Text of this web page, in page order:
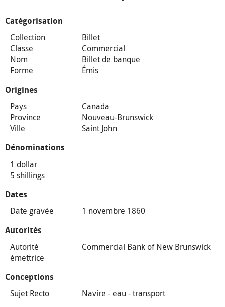
Catégorisation
Collection
Billet
Classe
Commercial
Nom
Billet de banque
Forme
Émis
Origines
Pays
Canada
Province
Nouveau-Brunswick
Ville
Saint John
Dénominations
1 dollar
5 shillings
Dates
Date gravée 1 novembre 1860
Autorités
Autorité
émettrice
Commercial Bank of New Brunswick
Conceptions
Sujet Recto Navire - eau - transport